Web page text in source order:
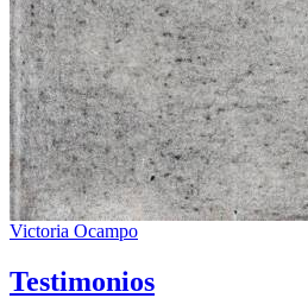
Victoria Ocampo
Testimonios